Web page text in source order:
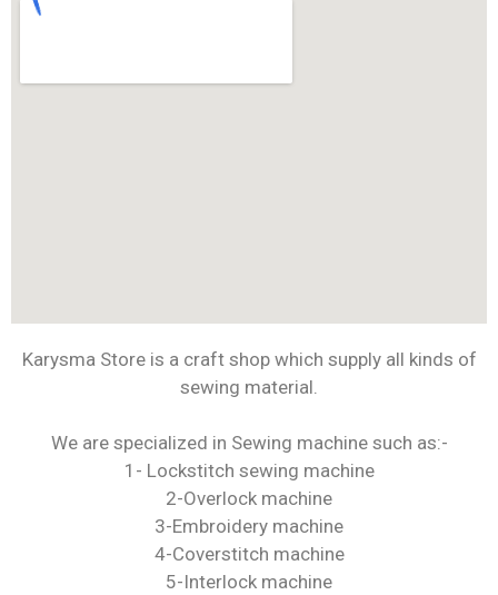
Karysma Store is a craft shop which supply all kinds of
sewing material.
We are specialized in Sewing machine such as:-
1- Lockstitch sewing machine
2-Overlock machine
3-Embroidery machine
4-Coverstitch machine
5-Interlock machine